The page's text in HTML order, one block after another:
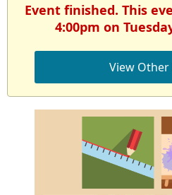
Event finished. This
4:00pm on
View Other